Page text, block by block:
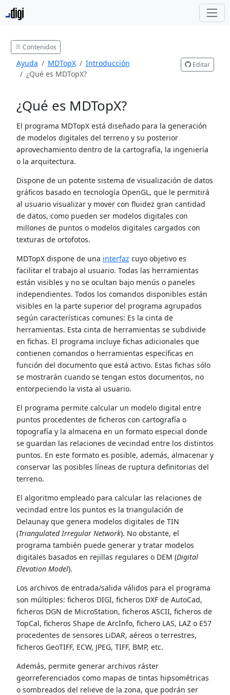
Contenidos
Ayuda MDTopX
Introducción
¿Qué es MDTopX?
Editar
¿Qué es MDTopX?
El programa MDTopX está diseñado para la generación
de modelos digitales del terreno y su posterior
aprovechamiento dentro de la cartografía, la ingeniería
o la arquitectura.
Dispone de un potente sistema de visualización de datos
gráficos basado en tecnología OpenGL, que le permitirá
al usuario visualizar y mover con fluidez gran cantidad
de datos, como pueden ser modelos digitales con
millones de puntos o modelos digitales cargados con
texturas de ortofotos.
MDTopX dispone de una interfaz cuyo objetivo es
facilitar el trabajo al usuario. Todas las herramientas
están visibles y no se ocultan bajo menús o paneles
independientes. Todos los comandos disponibles están
visibles en la parte superior del programa agrupados
según características comunes: Es la cinta de
herramientas. Esta cinta de herramientas se subdivide
en fichas. El programa incluye fichas adicionales que
contienen comandos o herramientas específicas en
función del documento que está activo. Estas fichas sólo
se mostrarán cuando se tengan estos documentos, no
entorpeciendo la vista al usuario.
El programa permite calcular un modelo digital entre
puntos procedentes de ficheros con cartografía o
topografía y la almacena en un formato especial donde
se guardan las relaciones de vecindad entre los distintos
puntos. En este formato es posible, además, almacenar y
conservar las posibles líneas de ruptura definitorias del
terreno.
El algoritmo empleado para calcular las relaciones de
vecindad entre los puntos es la triangulación de
Delaunay que genera modelos digitales de TIN
(Triangulated Irregular Network). No obstante, el
programa también puede generar y tratar modelos
digitales basados en rejillas regulares o DEM (Digital
Elevation Model).
Los archivos de entrada/salida válidos para el programa
son múltiples: ficheros DIGI, ficheros DXF de AutoCad,
ficheros DGN de MicroStation, ficheros ASCII, ficheros de
TopCal, ficheros Shape de ArcInfo, fichero LAS, LAZ o E57
procedentes de sensores LiDAR, aéreos o terrestres,
ficheros GeoTIFF, ECW, JPEG, TIFF, BMP, etc.
Además, permite generar archivos ráster
georreferenciados como mapas de tintas hipsométricas
o sombreados del relieve de la zona, que podrán ser